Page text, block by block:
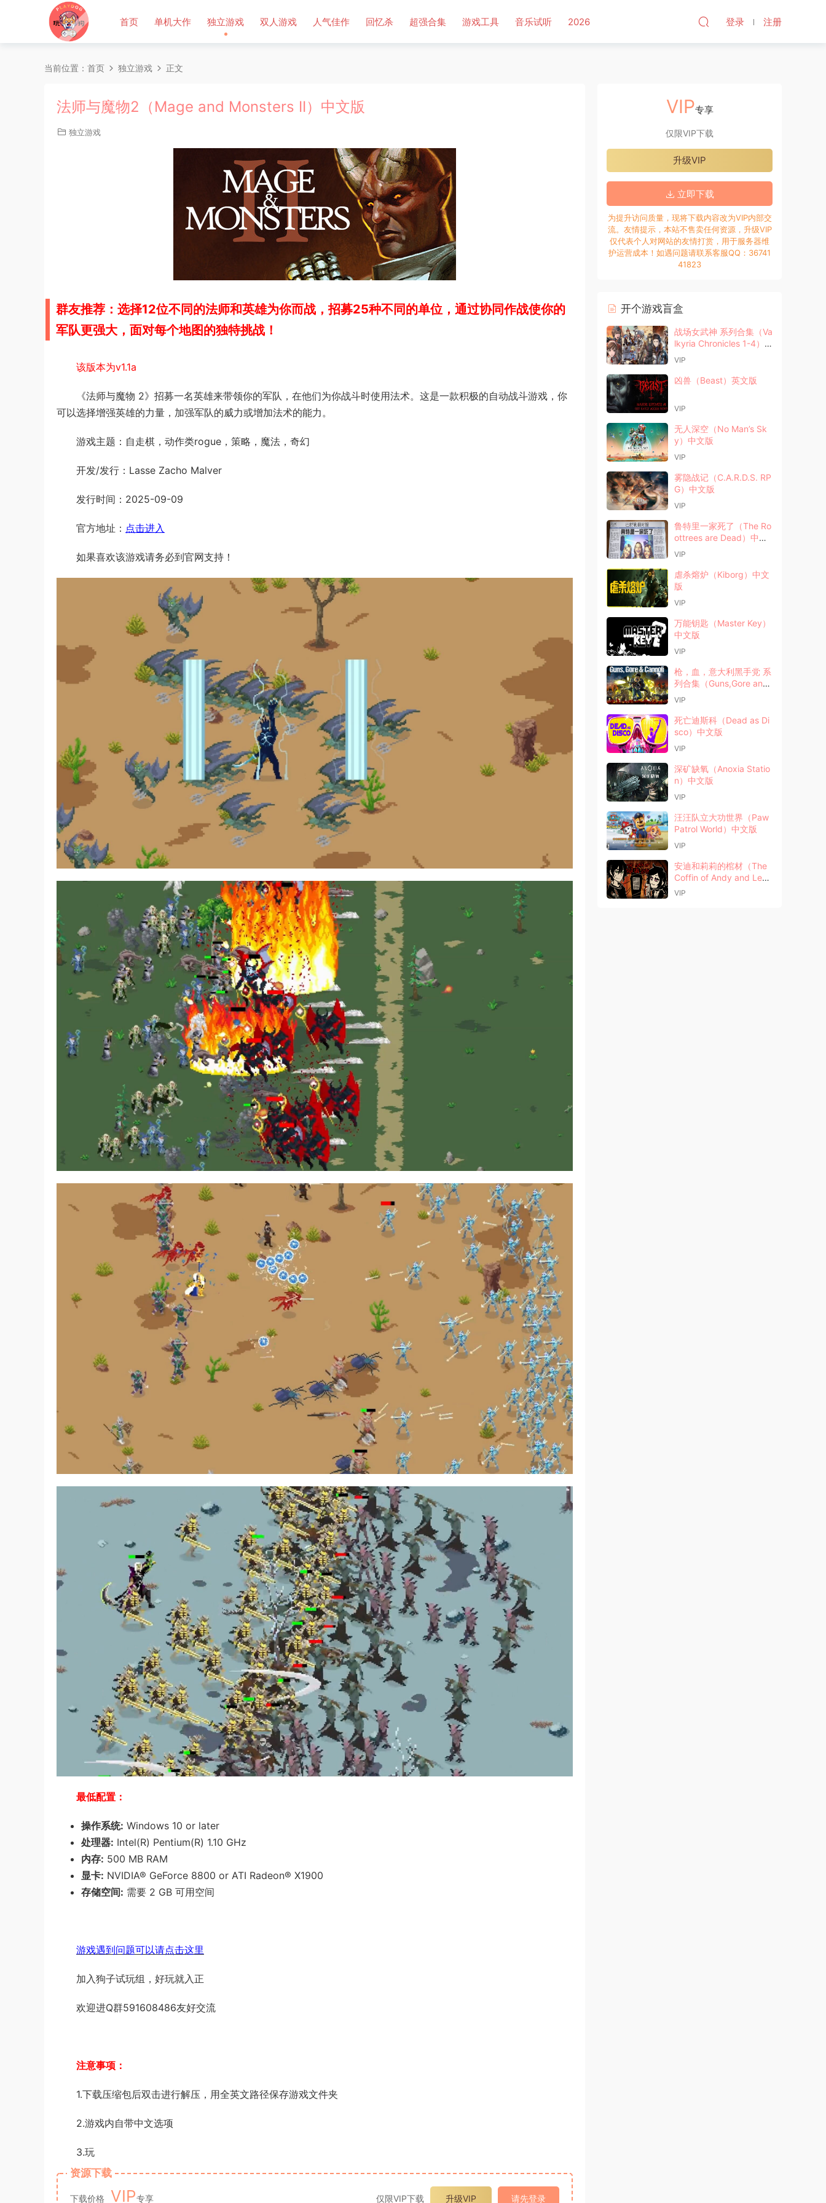
首页 单机大作 独立游戏 双人游戏 人气佳作 回忆杀 超强合集 游戏工具 音乐试听 2026 登录 注册
当前位置： 首页 独立游戏 正文
法师与魔物2（Mage and Monsters II）中文版
独立游戏
群友推荐：选择12位不同的法师和英雄为你而战，招募25种不同的单位，通过协同作战使你的
军队更强大，面对每个地图的独特挑战！
该版本为v1.1a
《法师与魔物 2》招募一名英雄来带领你的军队，在他们为你战斗时使用法术。这是一款积极的自动战斗游戏，你
可以选择增强英雄的力量，加强军队的威力或增加法术的能力。
游戏主题：自走棋，动作类rogue，策略，魔法，奇幻
开发/发行：Lasse Zacho Malver
发行时间：2025-09-09
官方地址： 点击进入
如果喜欢该游戏请务必到官网支持！
最低配置：
操作系统: Windows 10 or later
处理器: Intel(R) Pentium(R) 1.10 GHz
内存: 500 MB RAM
显卡: NVIDIA® GeForce 8800 or ATI Radeon® X1900
存储空间: 需要 2 GB 可用空间
游戏遇到问题可以请点击这里
加入狗子试玩组，好玩就入正
欢迎进Q群591608486友好交流
注意事项：
1.下载压缩包后双击进行解压，用全英文路径保存游戏文件夹
2.游戏内自带中文选项
3.玩
资源下载
下载价格 VIP专享 仅限VIP下载 升级VIP 请先登录
VIP专享
仅限VIP下载
升级VIP
立即下载
为提升访问质量，现将下载内容改为VIP内部交
流。友情提示，本站不售卖任何资源，升级VIP
仅代表个人对网站的友情打赏，用于服务器维
护运营成本！如遇问题请联系客服QQ：36741
41823
开个游戏盲盒
战场女武神 系列合集（Va
lkyria Chronicles 1-4）
中文版
VIP
凶兽（Beast）英文版
VIP
无人深空（No Man’s Sk
y）中文版
VIP
雾隐战记（C.A.R.D.S. RP
G）中文版
VIP
鲁特里一家死了（The Ro
ottrees are Dead）中文
版
VIP
虐杀熔炉（Kiborg）中文
版
VIP
万能钥匙（Master Key）
中文版
VIP
枪，血，意大利黑手党 系
列合集（Guns,Gore and
Cannoli）中文版
VIP
死亡迪斯科（Dead as Di
sco）中文版
VIP
深矿缺氧（Anoxia Statio
n）中文版
VIP
汪汪队立大功世界（Paw
Patrol World）中文版
VIP
安迪和莉莉的棺材（The
Coffin of Andy and Leyl
ey）中文版
VIP